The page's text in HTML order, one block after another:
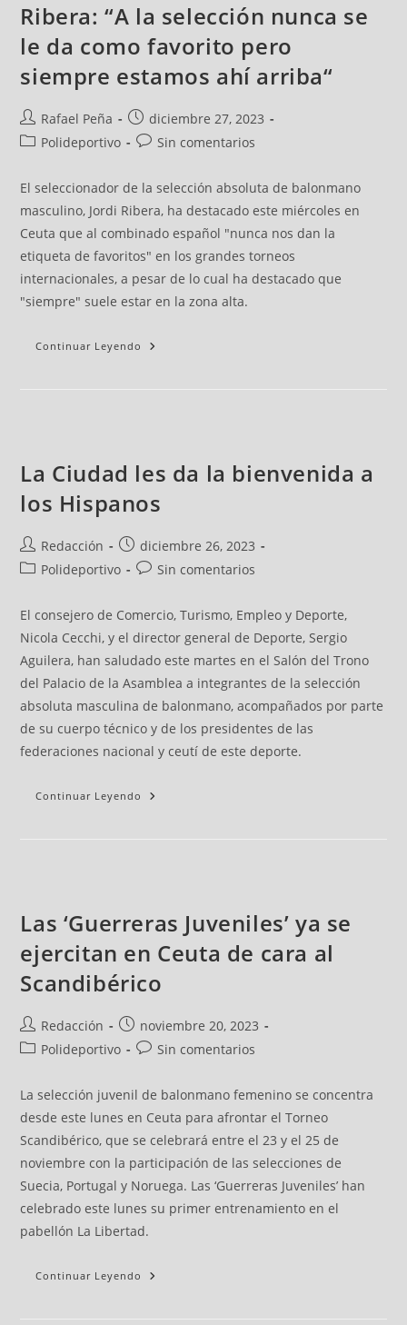
Ribera: “A la selección nunca se
le da como favorito pero
siempre estamos ahí arriba“
Rafael Peña
diciembre 27, 2023
Polideportivo
Sin comentarios
El seleccionador de la selección absoluta de balonmano
masculino, Jordi Ribera, ha destacado este miércoles en
Ceuta que al combinado español "nunca nos dan la
etiqueta de favoritos" en los grandes torneos
internacionales, a pesar de lo cual ha destacado que
"siempre" suele estar en la zona alta.
Continuar Leyendo
La Ciudad les da la bienvenida a
los Hispanos
Redacción
diciembre 26, 2023
Polideportivo
Sin comentarios
El consejero de Comercio, Turismo, Empleo y Deporte,
Nicola Cecchi, y el director general de Deporte, Sergio
Aguilera, han saludado este martes en el Salón del Trono
del Palacio de la Asamblea a integrantes de la selección
absoluta masculina de balonmano, acompañados por parte
de su cuerpo técnico y de los presidentes de las
federaciones nacional y ceutí de este deporte.
Continuar Leyendo
Las ‘Guerreras Juveniles’ ya se
ejercitan en Ceuta de cara al
Scandibérico
Redacción
noviembre 20, 2023
Polideportivo
Sin comentarios
La selección juvenil de balonmano femenino se concentra
desde este lunes en Ceuta para afrontar el Torneo
Scandibérico, que se celebrará entre el 23 y el 25 de
noviembre con la participación de las selecciones de
Suecia, Portugal y Noruega. Las ‘Guerreras Juveniles’ han
celebrado este lunes su primer entrenamiento en el
pabellón La Libertad.
Continuar Leyendo